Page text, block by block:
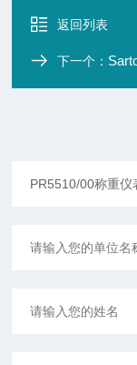
返回列表
下一个：